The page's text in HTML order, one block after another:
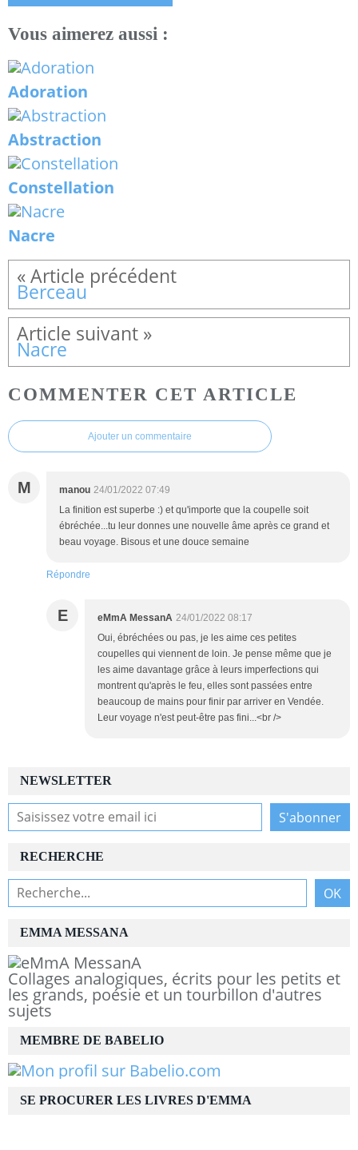
Vous aimerez aussi :
Adoration
Abstraction
Constellation
Nacre
Berceau
Nacre
COMMENTER CET ARTICLE
Ajouter un commentaire
M manou 24/01/2022 07:49
La finition est superbe :) et qu'importe que la coupelle soit
ébréchée...tu leur donnes une nouvelle âme après ce grand et
beau voyage. Bisous et une douce semaine
Répondre
E eMmA MessanA 24/01/2022 08:17
Oui, ébréchées ou pas, je les aime ces petites
coupelles qui viennent de loin. Je pense même que je
les aime davantage grâce à leurs imperfections qui
montrent qu'après le feu, elles sont passées entre
beaucoup de mains pour finir par arriver en Vendée.
Leur voyage n'est peut-être pas fini...<br />
NEWSLETTER
RECHERCHE
EMMA MESSANA
Collages analogiques, écrits pour les petits et
les grands, poésie et un tourbillon d'autres
sujets
MEMBRE DE BABELIO
SE PROCURER LES LIVRES D'EMMA